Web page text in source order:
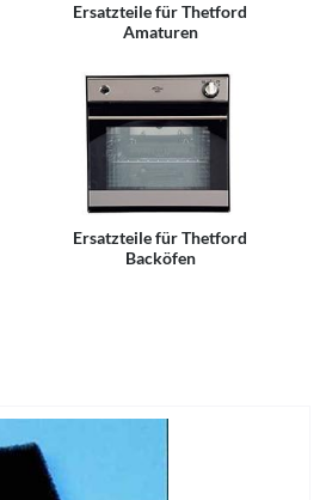
Ersatzteile für Thetford
Amaturen
Ersatzteile für Thetford
Backöfen